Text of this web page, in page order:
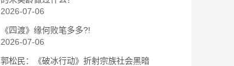
2026-07-06
《四渡》缘何败笔多多?!
2026-07-06
郭松民：《破冰行动》折射宗族社会黑暗